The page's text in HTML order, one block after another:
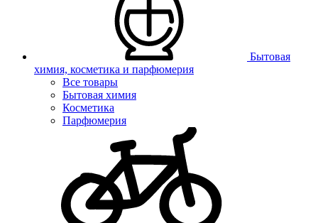
Бытовая
химия, косметика и парфюмерия
Все товары
Бытовая химия
Косметика
Парфюмерия